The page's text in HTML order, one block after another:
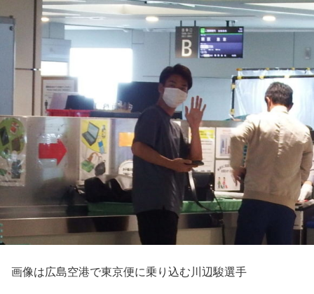
画像は広島空港で東京便に乗り込む川辺駿選手